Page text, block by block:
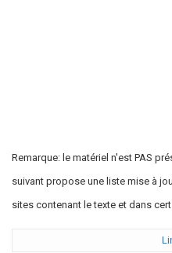
Remarque: le matériel n'est PAS
suivant propose une liste mise à
sites contenant le texte et dans